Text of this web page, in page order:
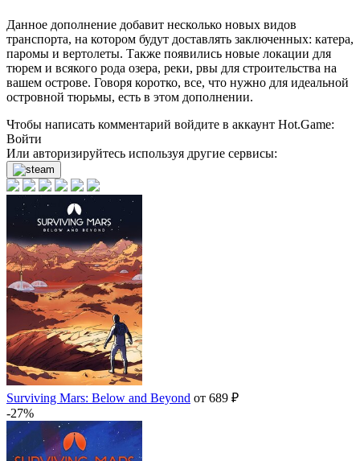
Данное дополнение добавит несколько новых видов
транспорта, на котором будут доставлять заключенных: катера,
паромы и вертолеты. Также появились новые локации для
тюрем и всякого рода озера, реки, рвы для строительства на
вашем острове. Говоря коротко, все, что нужно для идеальной
островной тюрьмы, есть в этом дополнении.
Чтобы написать комментарий войдите в аккаунт Hot.Game:
Войти
Или авторизируйтесь используя другие сервисы:
Surviving Mars: Below and Beyond от 689 ₽
-27%